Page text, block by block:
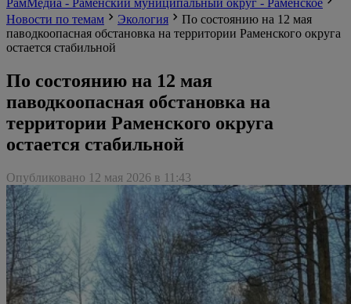
РамМедиа - Раменский муниципальный округ - Раменское
Новости по темам
Экология
По состоянию на 12 мая
паводкоопасная обстановка на территории Раменского округа
остается стабильной
По состоянию на 12 мая
паводкоопасная обстановка на
территории Раменского округа
остается стабильной
Опубликовано 12 мая 2026 в 11:43